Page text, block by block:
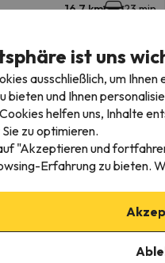
16.7 km 23 min
22.5 km 26 min
40 km
44 min
ist uns
ausschließlich, um Ihnen
bieten und Ihnen
helfen uns, Inhalte
zu optimieren.
"Akzeptieren und
Erfahrung zu bieten.